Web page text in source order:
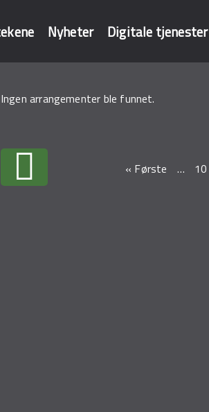
Nyheter Digitale tjenester
Ingen arrangementer ble funnet.
« Første … 10